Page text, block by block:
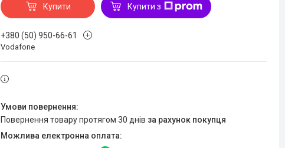
Купити Купити з
+380 (50) 950-66-61
Vodafone
повернення товару протягом 30 днів за рахунок покупця